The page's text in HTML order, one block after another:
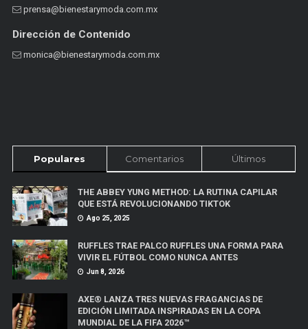
prensa@bienestarymoda.com.mx
Dirección de Contenido
monica@bienestarymoda.com.mx
Populares Comentarios Últimos
THE ABBEY YUNG METHOD: LA RUTINA CAPILAR
QUE ESTÁ REVOLUCIONANDO TIKTOK
Ago 25, 2025
RUFFLES TRAE PALCO RUFFLES UNA FORMA PARA
VIVIR EL FÚTBOL COMO NUNCA ANTES
Jun 8, 2026
AXE® LANZA TRES NUEVAS FRAGANCIAS DE
EDICIÓN LIMITADA INSPIRADAS EN LA COPA
MUNDIAL DE LA FIFA 2026™